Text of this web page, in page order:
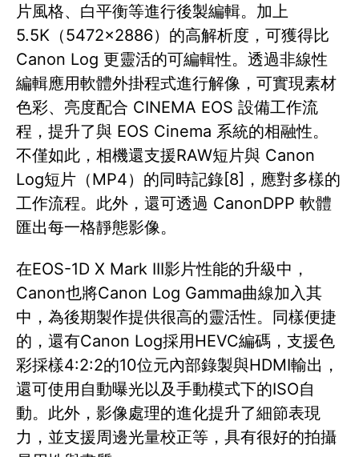
片風格、白平衡等進行後製編輯。加上
5.5K（5472×2886）的高解析度，可獲得比
Canon Log 更靈活的可編輯性。透過非線性
編輯應用軟體外掛程式進行解像，可實現素材
色彩、亮度配合 CINEMA EOS 設備工作流
程，提升了與 EOS Cinema 系統的相融性。
不僅如此，相機還支援RAW短片與 Canon
Log短片（MP4）的同時記錄[8]，應對多樣的
工作流程。此外，還可透過 CanonDPP 軟體
匯出每一格靜態影像。
在EOS-1D X Mark III影片性能的升級中，
Canon也將Canon Log Gamma曲線加入其
中，為後期製作提供很高的靈活性。同樣便捷
的，還有Canon Log採用HEVC編碼，支援色
彩採樣4:2:2的10位元內部錄製與HDMI輸出，
還可使用自動曝光以及手動模式下的ISO自
動。此外，影像處理的進化提升了細節表現
力，並支援周邊光量校正等，具有很好的拍攝